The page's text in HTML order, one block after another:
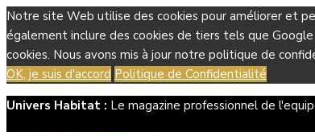
Notre site Web utilise des cookies pour améliorer et
également inclure des cookies de tiers tels que
cookies. Nous avons mis à jour notre politique de
OK, je suis d'accord Politique de Confidentialité
Univers Habitat : Le magazine professionnel de